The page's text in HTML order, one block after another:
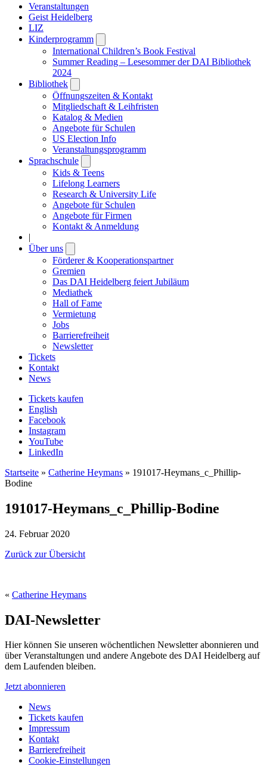
Veranstaltungen
Geist Heidelberg
LIZ
Kinderprogramm
submenu
International Children’s Book Festival
Summer Reading – Lesesommer der DAI Bibliothek
2024
Bibliothek
submenu
Öffnungszeiten & Kontakt
Mitgliedschaft & Leihfristen
Katalog & Medien
Angebote für Schulen
US Election Info
Veranstaltungsprogramm
Sprachschule
submenu
Kids & Teens
Lifelong Learners
Research & University Life
Angebote für Schulen
Angebote für Firmen
Kontakt & Anmeldung
|
Über uns
submenu
Förderer & Kooperationspartner
Gremien
Das DAI Heidelberg feiert Jubiläum
Mediathek
Hall of Fame
Vermietung
Jobs
Barrierefreiheit
Newsletter
Tickets
Kontakt
News
Tickets kaufen
English
Facebook
Instagram
YouTube
LinkedIn
Startseite » Catherine Heymans » 191017-Heymans_c_Phillip-
Bodine
191017-Heymans_c_Phillip-Bodine
24. Februar 2020
Zurück zur Übersicht
« Catherine Heymans
DAI-Newsletter
Hier können Sie unseren wöchentlichen Newsletter abonnieren und
über Veranstaltungen und andere Angebote des DAI Heidelberg auf
dem Laufenden bleiben.
Jetzt abonnieren
News
Tickets kaufen
Impressum
Kontakt
Barrierefreiheit
Cookie-Einstellungen